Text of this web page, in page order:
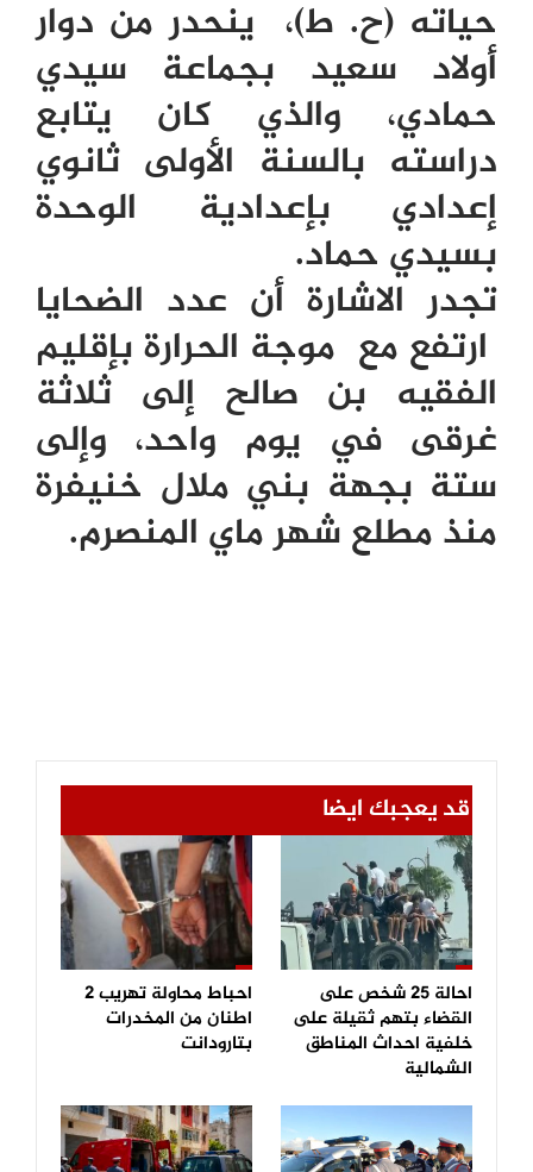
حياته (ح. ط)، ينحدر من دوار
أولاد سعيد بجماعة سيدي
حمادي، والذي كان يتابع
دراسته بالسنة الأولى ثانوي
إعدادي بإعدادية الوحدة
بسيدي حماد.
تجدر الاشارة أن عدد الضحايا
ارتفع مع موجة الحرارة بإقليم
الفقيه بن صالح إلى ثلاثة
غرقى في يوم واحد، وإلى
ستة بجهة بني ملال خنيفرة
منذ مطلع شهر ماي المنصرم.
قد يعجبك ايضا
احالة 25 شخص على
القضاء بتهم ثقيلة على
خلفية احداث المناطق
الشمالية
احباط محاولة تهريب 2
اطنان من المخدرات
بتارودانت